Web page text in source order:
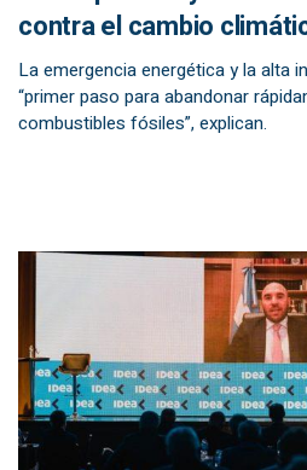
contra el cambio
La emergencia energética y la alta
“primer paso para abandonar
combustibles fósiles”, explican.